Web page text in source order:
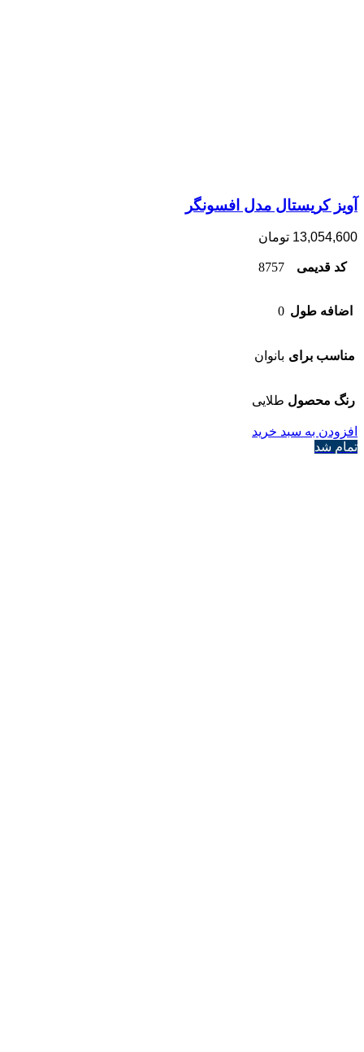
آویز کریستال مدل افسونگر
13,054,600 تومان
کد قدیمی 8757
اضافه طول 0
مناسب برای بانوان
رنگ محصول طلایی
افزودن به سبد خرید
تمام شد